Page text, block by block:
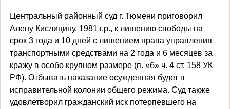
Центральный районный суд г. Тюмени приговорил
Алену Кислицину, 1981 г.р., к лишению свободы на
срок 3 года и 10 дней с лишением права управления
транспортными средствами на 2 года и 6 месяцев за
кражу в особо крупном размере (п. «б» ч. 4 ст. 158 УК
РФ). Отбывать наказание осужденная будет в
исправительной колонии общего режима. Суд также
удовлетворил гражданский иск потерпевшего на